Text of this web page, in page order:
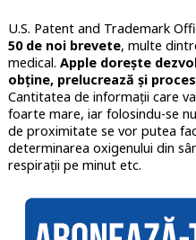
U.S. Patent and Trademark
50 de noi brevete, multe
medical. Apple dorește
obține, prelucrează și
Cantitatea de informații care
foarte mare, iar folosindu-se
de proximitate se vor putea
determinarea oxigenului din
respirații pe minut etc.